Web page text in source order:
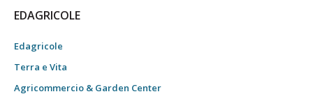
EDAGRICOLE
Edagricole
Terra e Vita
Agricommercio & Garden Center